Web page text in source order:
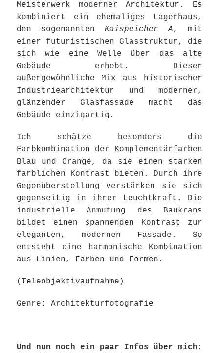
Meisterwerk moderner Architektur. Es
kombiniert ein ehemaliges Lagerhaus,
den sogenannten Kaispeicher A, mit
einer futuristischen Glasstruktur, die
sich wie eine Welle über das alte
Gebäude erhebt. Dieser
außergewöhnliche Mix aus historischer
Industriearchitektur und moderner,
glänzender Glasfassade macht das
Gebäude einzigartig.
Ich schätze besonders die
Farbkombination der Komplementärfarben
Blau und Orange, da sie einen starken
farblichen Kontrast bieten. Durch ihre
Gegenüberstellung verstärken sie sich
gegenseitig in ihrer Leuchtkraft. Die
industrielle Anmutung des Baukrans
bildet einen spannenden Kontrast zur
eleganten, modernen Fassade. So
entsteht eine harmonische Kombination
aus Linien, Farben und Formen.
(Teleobjektivaufnahme)
Genre: Architekturfotografie
Und nun noch ein paar Infos über mich: